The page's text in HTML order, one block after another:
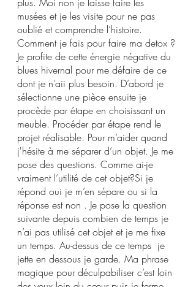
musées et je les visite pour ne pas
oublié et comprendre l’histoire.
Comment je fais pour faire ma detox ?
Je profite de cette énergie négative du
blues hivernal pour me défaire de ce
dont je n’aii plus besoin. D’abord je
sélectionne une pièce ensuite je
procède par étape en choisissant un
meuble. Procéder par étape rend le
projet réalisable. Pour m’aider quand
j'hésite à me séparer d’un objet. Je me
pose des questions. Comme ai-je
vraiment l’utilité de cet objet?Si je
répond oui je m’en sépare ou si la
réponse est non . Je pose la question
suivante depuis combien de temps je
n’ai pas utilisé cet objet et je me fixe
un temps. Au-dessus de ce temps  je
jette en dessous je garde. Ma phrase
magique pour déculpabiliser c’est loin